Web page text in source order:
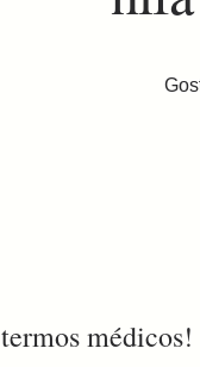
termos médicos!